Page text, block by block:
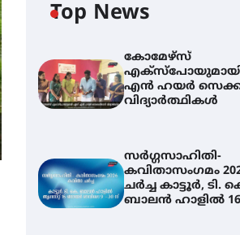
Top News
കോമേഴ്സ്
എൻ ഹയർ
വിദ്യാർത്ഥികൾ
സർഗ്ഗസാഹിതി-
കവിതാസംഗമം
ചർച്ച കാട്ടൂർ, ടി.
ബാലൻ ഹാളിൽ